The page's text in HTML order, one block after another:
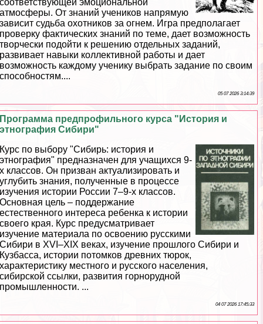
соответствующей эмоциональной
атмосферы. От знаний учеников напрямую
зависит судьба охотников за огнем. Игра предполагает
проверку фактических знаний по теме, дает возможность
творчески подойти к решению отдельных заданий,
развивает навыки коллективной работы и дает
возможность каждому ученику выбрать задание по своим
способностям....
05 07 2026 3:14:39
Программа предпрофильного курса "История и
этнография Сибири"
Курс по выбору "Сибирь: история и
этнография" предназначен для учащихся 9-
х классов. Он призван актуализировать и
углубить знания, полученные в процессе
изучения истории России 7–9-х классов.
Основная цель – поддержание
естественного интереса ребенка к истории
своего края. Курс предусматривает
изучение материала по освоению русскими
Сибири в XVI–XIX веках, изучение прошлого Сибири и
Кузбасса, истории потомков древних тюрок,
хаpaктеристику местного и русского населения,
сибирской ссылки, развития горнорудной
промышленности. ...
04 07 2026 17:45:33